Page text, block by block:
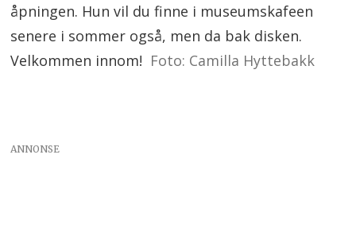
åpningen. Hun vil du finne i museumskafeen
senere i sommer også, men da bak disken.
Velkommen innom! Foto: Camilla Hyttebakk
ANNONSE